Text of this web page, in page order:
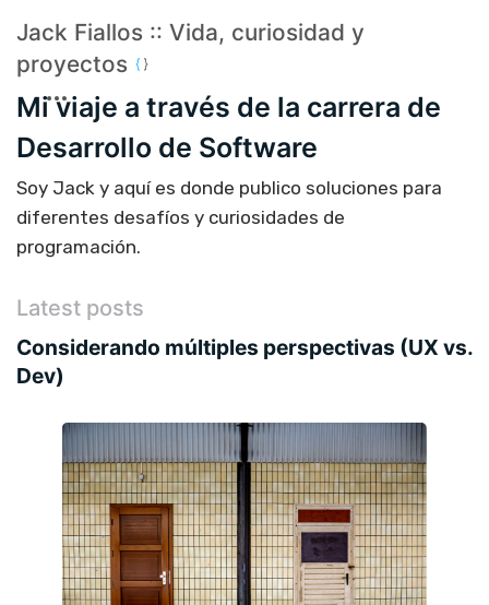
Jack Fiallos :: Vida, curiosidad y
proyectos
Mi viaje a través de la carrera de
Desarrollo de Software
Soy Jack y aquí es donde publico soluciones para
diferentes desafíos y curiosidades de
programación.
Latest posts
Considerando múltiples perspectivas (UX vs.
Dev)